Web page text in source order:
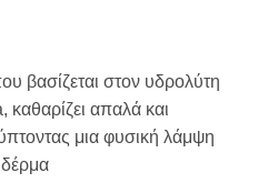
βασίζεται στον υδρολύτη
απαλά και
μια φυσική λάμψη